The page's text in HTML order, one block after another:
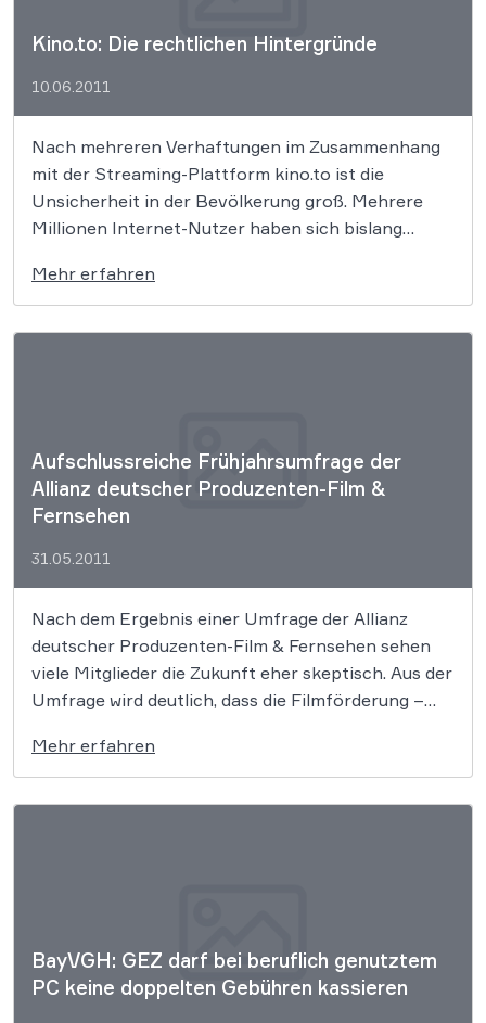
Kino.to: Die rechtlichen Hintergründe
10.06.2011
Nach mehreren Verhaftungen im Zusammenhang
mit der Streaming-Plattform kino.to ist die
Unsicherheit in der Bevölkerung groß. Mehrere
Millionen Internet-Nutzer haben sich bislang
angesehen. Nun stellt sich die Frage, wie das bloße
Konsumieren dieser Inhalte rechtlich zu bewerten
ist.
Mehr erfahren
Aufschlussreiche Frühjahrsumfrage der
Allianz deutscher Produzenten-Film &
Fernsehen
31.05.2011
Nach dem Ergebnis einer Umfrage der Allianz
deutscher Produzenten-Film & Fernsehen sehen
viele Mitglieder die Zukunft eher skeptisch. Aus der
Umfrage wird deutlich, dass die Filmförderung –
Kinobetreibern – von großer wirtschaftlicher
Bedeutung ist.
Mehr erfahren
BayVGH: GEZ darf bei beruflich genutztem
PC keine doppelten Gebühren kassieren